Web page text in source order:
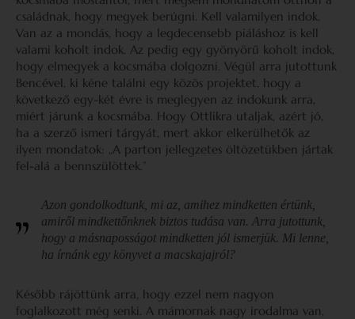
családnak, hogy megyek berúgni. Kell valamilyen indok.
Van az a mondás, hogy a legdecensebb piáláshoz is kell
valami koholt indok. Az pedig egy gyönyörű koholt indok,
hogy elmegyek a kocsmába dolgozni. Végül arra jutottunk
Bencével, ki kéne találni egy közös projektet, hogy a
következő egy-két évre is meglegyen az indokunk arra,
miért járunk a kocsmába. Hogy Ottlikra utaljak, azért jó,
ha a szerző ismeri tárgyát, mert akkor elkerülhetők az
ilyen mondatok: „A parton jellegzetes öltözetükben jártak
fel-alá a bennszülöttek.”
Azon gondolkodtunk, mi az, amihez mindketten értünk,
amiről mindkettőnknek biztos tudása van. Arra jutottunk,
hogy a másnaposságot mindketten jól ismerjük. Mi lenne,
ha írnánk egy könyvet a macskajajról?
Később rájöttünk arra, hogy ezzel nem nagyon
foglalkozott még senki. A mámornak nagy irodalma van,